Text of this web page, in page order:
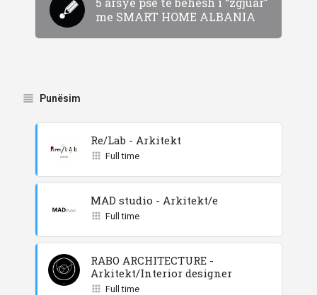
me SMART HOME ALBANIA
Punësim
Re/Lab - Arkitekt
Full time
MAD studio - Arkitekt/e
Full time
RABO ARCHITECTURE -
Arkitekt/Interior designer
Full time